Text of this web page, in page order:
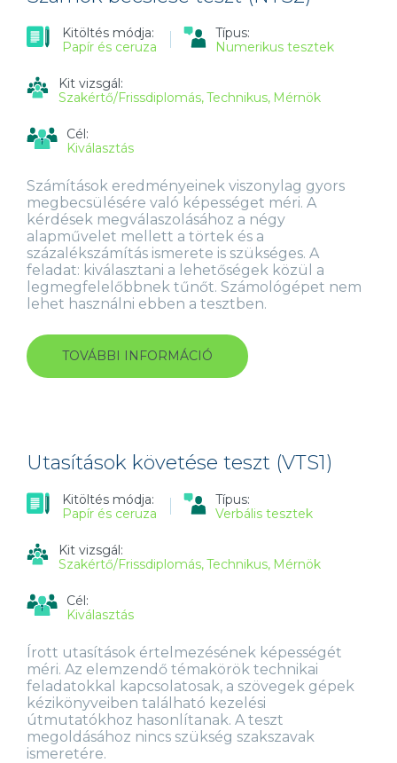
Kitöltés módja:
Papír és ceruza
Típus:
Numerikus tesztek
Kit vizsgál:
Szakértő/Frissdiplomás Technikus Mérnök
Cél:
Kiválasztás
Számítások eredményeinek viszonylag gyors
megbecsülésére való képességet méri. A
kérdések megválaszolásához a négy
alapművelet mellett a törtek és a
százalékszámítás ismerete is szükséges. A
feladat: kiválasztani a lehetőségek közül a
legmegfelelőbbnek tűnőt. Számológépet nem
lehet használni ebben a tesztben.
TOVÁBBI INFORMÁCIÓ SZÁMOK
BECSLÉSE
Utasítások követése teszt (VTS1)
Kitöltés módja:
Papír és ceruza
Típus:
Verbális tesztek
Kit vizsgál:
Szakértő/Frissdiplomás Technikus Mérnök
Cél:
Kiválasztás
Írott utasítások értelmezésének képességét
méri. Az elemzendő témakörök technikai
feladatokkal kapcsolatosak, a szövegek gépek
kézikönyveiben található kezelési
útmutatókhoz hasonlítanak. A teszt
megoldásához nincs szükség szakszavak
ismeretére.